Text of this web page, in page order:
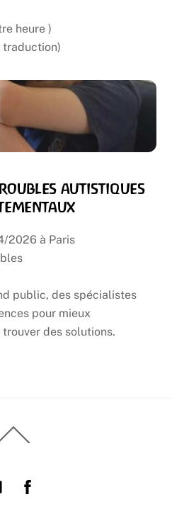
heure )
traduction)
autistiques
2026 à Paris
public, des spécialistes
pour mieux
des solutions.
To